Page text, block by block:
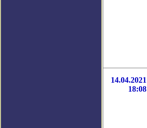
14.04.2021
18:08